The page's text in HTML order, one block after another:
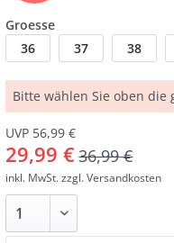
Groesse
36
37 38
Bitte wählen Sie oben die
UVP 56,99 €
29,99 € 36,99 €
inkl. MwSt.zzgl. Versandkosten